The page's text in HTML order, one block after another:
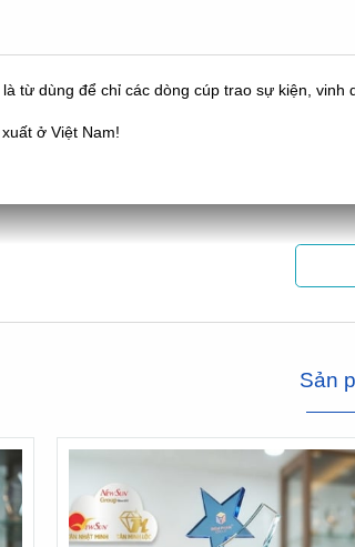
là từ dùng để chỉ các dòng cúp trao sự kiện,
ở Việt Nam!
Hình ảnh Cúp Tân
Xem thêm phản hồi của
sẵn mẫu mã và hình dạng. Nghĩa mà mẫu
Sản